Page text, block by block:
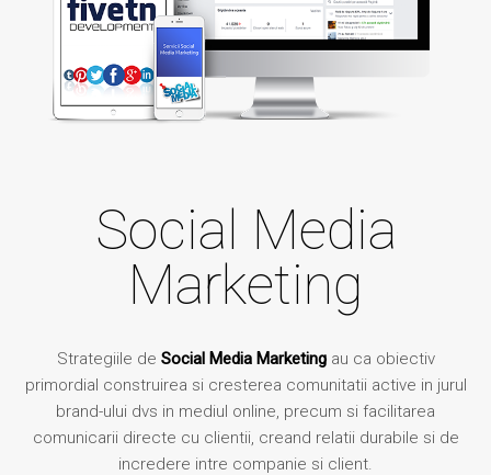
Social Media
Marketing
Strategiile de Social Media Marketingau ca obiectiv
primordial construirea si cresterea comunitatii active in jurul
brand-ului dvs in mediul online, precum si facilitarea
comunicarii directe cu clientii, creand relatii durabile si de
incredere intre companie si client.